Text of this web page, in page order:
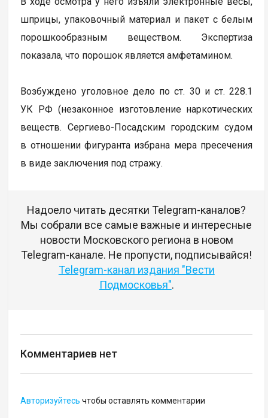
шприцы, упаковочный материал и пакет с белым
порошкообразным веществом. Экспертиза
показала, что порошок является амфетамином.
Возбуждено уголовное дело по ст. 30 и ст. 228.1
УК РФ (незаконное изготовление наркотических
веществ. Сергиево-Посадским городским судом
в отношении фигуранта избрана мера пресечения
в виде заключения под стражу.
Надоело читать десятки Telegram-каналов?
Мы собрали все самые важные и интересные
новости Московского региона в новом
Telegram-канале. Не пропусти, подписывайся!
Telegram-канал издания "Вести
Подмосковья".
Комментариев нет
Авторизуйтесь чтобы оставлять комментарии